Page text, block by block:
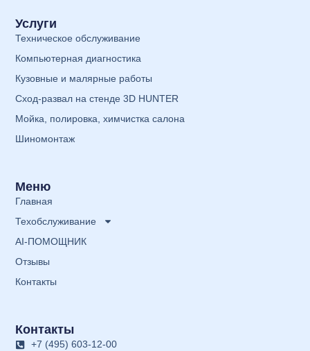
Услуги
Техническое обслуживание
Компьютерная диагностика
Кузовные и малярные работы
Сход-развал на стенде 3D HUNTER
Мойка, полировка, химчистка салона
Шиномонтаж
Меню
Главная
Техобслуживание
AI-ПОМОЩНИК
Отзывы
Контакты
Контакты
+7 (495) 603-12-00